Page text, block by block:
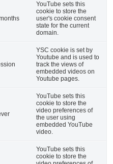
YouTube sets this
cookie to store the
user's cookie consent
state for the current
domain.
YSC cookie is set by
Youtube and is used to
track the views of
embedded videos on
Youtube pages.
YouTube sets this
cookie to store the
video preferences of
the user using
embedded YouTube
video.
YouTube sets this
cookie to store the